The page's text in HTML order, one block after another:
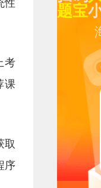
性
考
课
取
序
题宝